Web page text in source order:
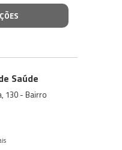
Saúde
130 - Bairro